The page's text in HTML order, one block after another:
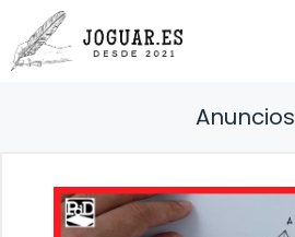
Saltar
al
contenido
Anuncios